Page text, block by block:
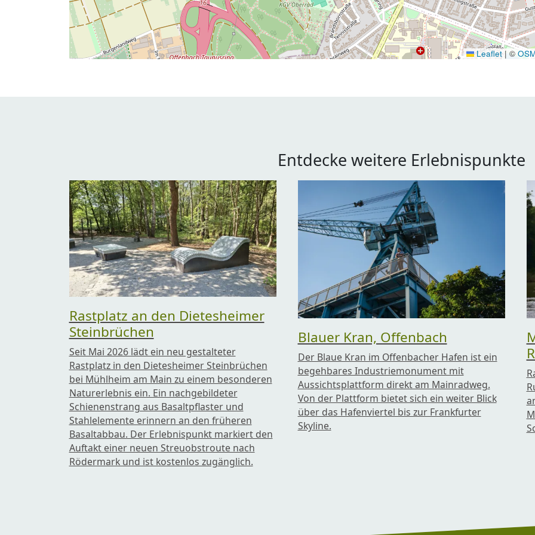
Leaflet |©
Entdecke weitere Erlebnispunkte
Rastplatz an den Dietesheimer
Steinbrüchen
Seit Mai 2026 lädt ein neu gestalteter
Rastplatz in den Dietesheimer Steinbrüchen
bei Mühlheim am Main zu einem besonderen
Naturerlebnis ein. Ein nachgebildeter
Schienenstrang aus Basaltpflaster und
Stahlelemente erinnern an den früheren
Basaltabbau. Der Erlebnispunkt markiert den
Auftakt einer neuen Streuobstroute nach
Rödermark und ist kostenlos zugänglich.
Blauer Kran, Offenbach
Der Blaue Kran im Offenbacher Hafen ist ein
begehbares Industriemonument mit
Aussichtsplattform direkt am Mainradweg.
Von der Plattform bietet sich ein weiter Blick
über das Hafenviertel bis zur Frankfurter
Skyline.